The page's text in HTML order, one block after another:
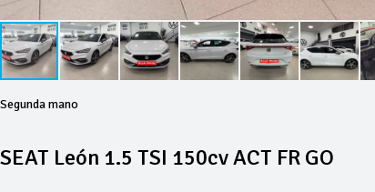
Segunda mano
SEAT León 1.5 TSI 150cv ACT FR GO